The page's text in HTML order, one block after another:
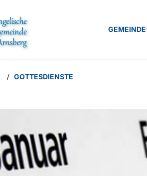
GEMEINDE
/ GOTTESDIENSTE